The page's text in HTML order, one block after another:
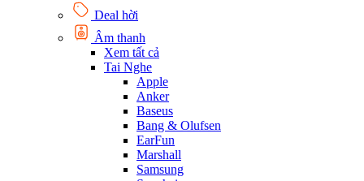
Deal hời
Âm thanh
Xem tất cả
Tai Nghe
Apple
Anker
Baseus
Bang & Olufsen
EarFun
Marshall
Samsung